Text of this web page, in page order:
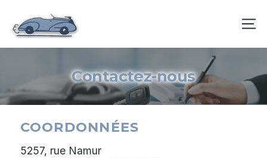
Contactez-nous
COORDONNÉES
5257, rue Namur